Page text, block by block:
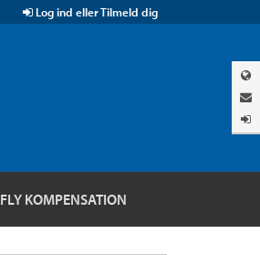
Log ind eller Tilmeld dig
FLY KOMPENSATION